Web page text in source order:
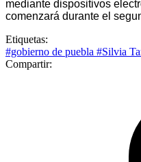
mediante dispositivos
comenzará durante el
Etiquetas:
#gobierno de puebla #Silvia
Compartir: